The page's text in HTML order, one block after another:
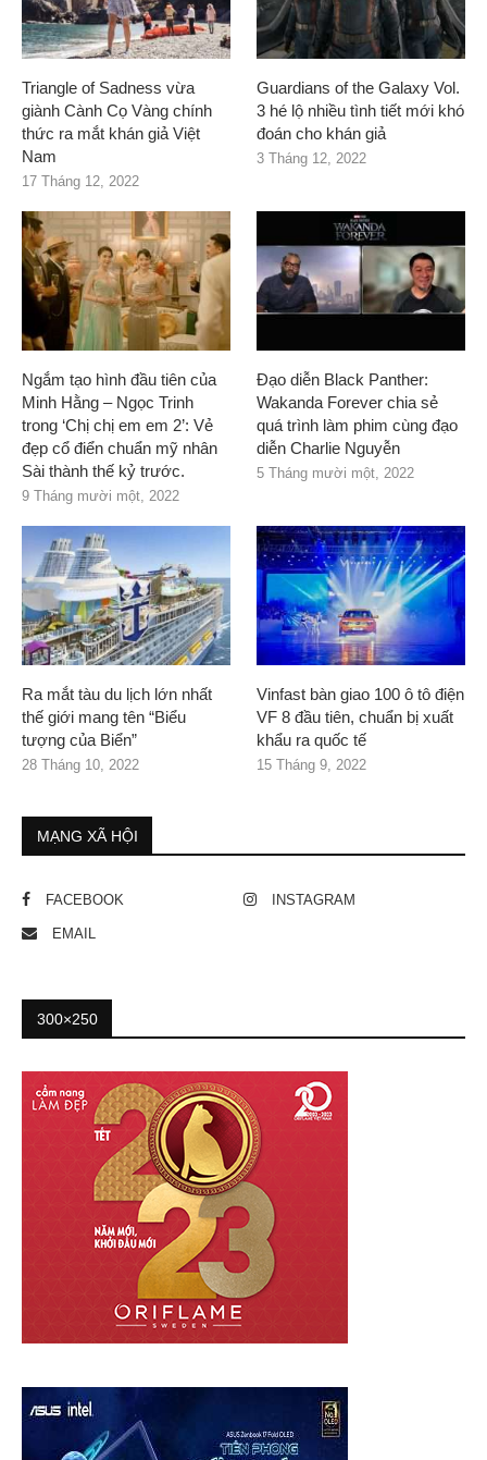
Triangle of Sadness vừa
giành Cành Cọ Vàng chính
thức ra mắt khán giả Việt
Nam
17 Tháng 12, 2022
Guardians of the Galaxy Vol.
3 hé lộ nhiều tình tiết mới khó
đoán cho khán giả
3 Tháng 12, 2022
Ngắm tạo hình đầu tiên của
Minh Hằng – Ngọc Trinh
trong ‘Chị chị em em 2’: Vẻ
đẹp cổ điển chuẩn mỹ nhân
Sài thành thế kỷ trước.
9 Tháng mười một, 2022
Đạo diễn Black Panther:
Wakanda Forever chia sẻ
quá trình làm phim cùng đạo
diễn Charlie Nguyễn
5 Tháng mười một, 2022
Ra mắt tàu du lịch lớn nhất
thế giới mang tên “Biểu
tượng của Biển”
28 Tháng 10, 2022
Vinfast bàn giao 100 ô tô điện
VF 8 đầu tiên, chuẩn bị xuất
khẩu ra quốc tế
15 Tháng 9, 2022
MẠNG XÃ HỘI
FACEBOOK INSTAGRAM
EMAIL
300×250